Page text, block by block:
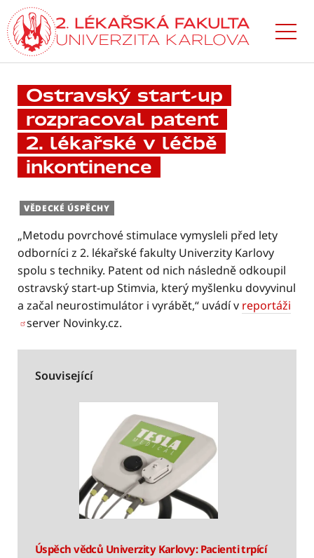
Přejít
k hlavnímu
obsahu
Ostravský start-up
rozpracoval patent
2. lékařské v léčbě
inkontinence
VĚDECKÉ ÚSPĚCHY
„Metodu povrchové stimulace vymysleli před lety
odborníci z 2. lékařské fakulty Univerzity Karlovy
spolu s techniky. Patent od nich následně odkoupil
ostravský start-up Stimvia, který myšlenku dovyvinul
a začal neurostimulátor i vyrábět,“ uvádí v reportáži
server Novinky.cz.
Související
Úspěch vědců Univerzity Karlovy: Pacienti trpící